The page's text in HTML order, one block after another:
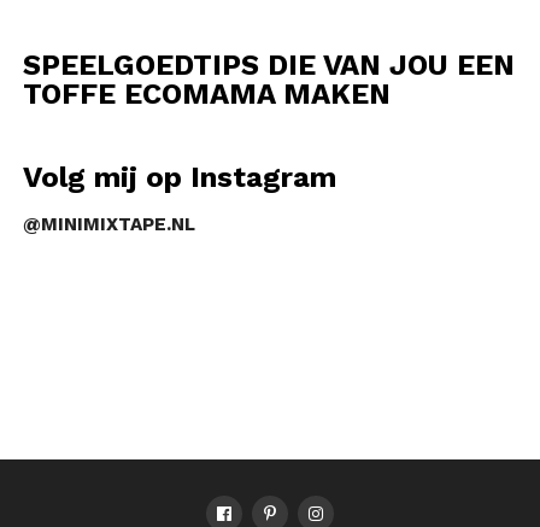
SPEELGOEDTIPS DIE VAN JOU EEN
TOFFE ECOMAMA MAKEN
Volg mij op Instagram
@MINIMIXTAPE.NL